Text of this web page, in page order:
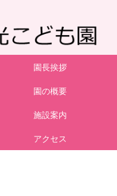
園長挨拶
園の概要
施設案内
アクセス